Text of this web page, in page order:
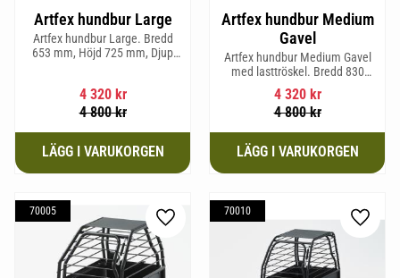
Artfex hundbur Large
Artfex hundbur Large. Bredd
653 mm, Höjd 725 mm, Djup
4 320kr
4 800kr
Artfex hundbur Medium
Gavel
Artfex hundbur Medium Gavel
med lasttröskel. Bredd 830
mm, Höjd 675 mm, Djup 495
mm och Vikt 20,1 kg.
4 320kr
4 800kr
70005
Lägg till i favoriter
70010
Lägg